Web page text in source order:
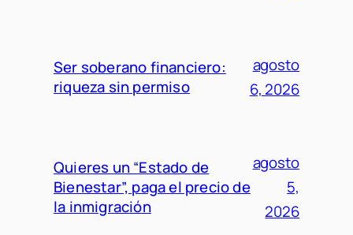
Ser soberano financiero:
riqueza sin permiso
agosto
6, 2026
Quieres un “Estado de
Bienestar”, paga el precio de
la inmigración
agosto
5,
2026